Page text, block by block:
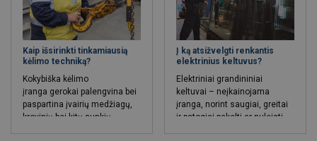
saugus ar net įmanomas.
Kaip išsirinkti tinkamiausią
kėlimo techniką?
Kokybiška kėlimo
įranga gerokai palengvina bei
paspartina įvairių medžiagų,
krovinių bei kitų sunkių
Į ką atsižvelgti renkantis
elektrinius keltuvus?
Elektriniai grandininiai
keltuvai – neįkainojama
įranga, norint saugiai, greitai
ir patogiai pakelti ar nuleisti